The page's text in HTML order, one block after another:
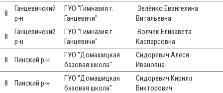
8
Ганцевичский
р-н
ГУО "Гимназия г.
Ганцевичи"
Зелёнко Евангелина
Витальевна
8
Ганцевичский
р-н
ГУО "Гимназия г.
Ганцевичи"
Волчёк Елизавета
Каспарсовна
8 Пинский р-н
ГУО "Домашицкая
базовая школа"
Сидоревич Алеся
Ивановна
8 Пинский р-н
ГУО "Домашицкая
базовая школа"
Сидоревич Кирилл
Викторович